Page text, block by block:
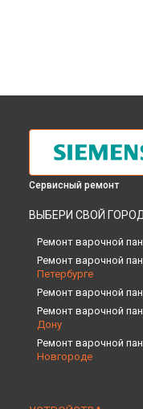
Сервисный ремонт
ВЫБЕРИ СВОЙ ГОРОД
Ремонт варочной
Ремонт варочной
Петербурге
Ремонт варочной
Ремонт варочной
Дону
Ремонт варочной
Новгороде